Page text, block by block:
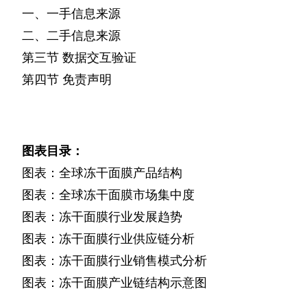
一、一手信息来源
二、二手信息来源
第三节 数据交互验证
第四节 免责声明
图表目录：
图表：全球冻干面膜产品结构
图表：全球冻干面膜市场集中度
图表：冻干面膜行业发展趋势
图表：冻干面膜行业供应链分析
图表：冻干面膜行业销售模式分析
图表：冻干面膜产业链结构示意图